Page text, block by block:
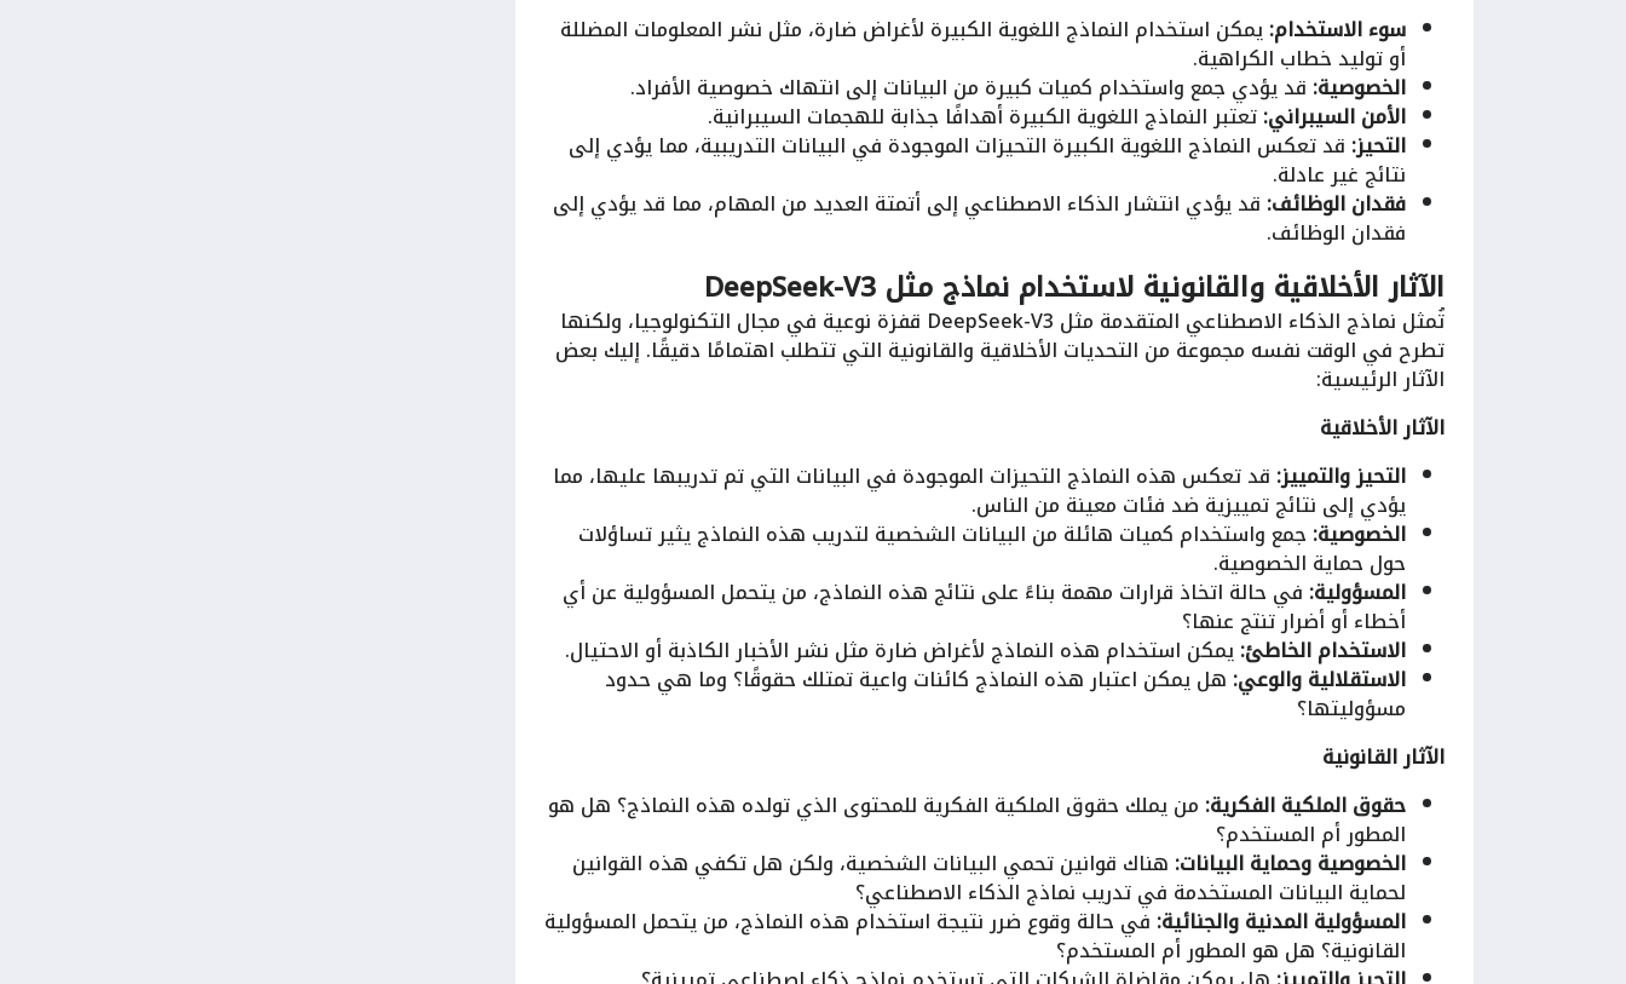
سوء الاستخدام:يمكن استخدام النماذج اللغوية الكبيرة لأغراض ضارة، مثل نشر المعلومات المضللة
أو توليد خطاب الكراهية.
الخصوصية: قد يؤدي جمع واستخدام كميات كبيرة من البيانات إلى انتهاك خصوصية الأفراد.
الأمن السيبراني:تعتبر النماذج اللغوية الكبيرة أهدافًا جذابة للهجمات السيبرانية.
التحيز: قد تعكس النماذج اللغوية الكبيرة التحيزات الموجودة في البيانات التدريبية، مما يؤدي إلى
نتائج غير عادلة.
فقدان الوظائف: قد يؤدي انتشار الذكاء الاصطناعي إلى أتمتة العديد من المهام، مما قد يؤدي إلى
فقدان الوظائف.
الآثار الأخلاقية والقانونية لاستخدام نماذج مثل DeepSeek-V3
تُمثل نماذج الذكاء الاصطناعي المتقدمة مثل DeepSeek-V3 قفزة نوعية في مجال التكنولوجيا، ولكنها
تطرح في الوقت نفسه مجموعة من التحديات الأخلاقية والقانونية التي تتطلب اهتمامًا دقيقًا. إليك بعض
الآثار الرئيسية:
الآثار الأخلاقية
التحيز والتمييز: قد تعكس هذه النماذج التحيزات الموجودة في البيانات التي تم تدريبها عليها، مما
يؤدي إلى نتائج تمييزية ضد فئات معينة من الناس.
الخصوصية: جمع واستخدام كميات هائلة من البيانات الشخصية لتدريب هذه النماذج يثير تساؤلات
حول حماية الخصوصية.
المسؤولية: في حالة اتخاذ قرارات مهمة بناءً على نتائج هذه النماذج، من يتحمل المسؤولية عن أي
أخطاء أو أضرار تنتج عنها؟
الاستخدام الخاطئ:يمكن استخدام هذه النماذج لأغراض ضارة مثل نشر الأخبار الكاذبة أو الاحتيال.
الاستقلالية والوعي: هل يمكن اعتبار هذه النماذج كائنات واعية تمتلك حقوقًا؟ وما هي حدود
مسؤوليتها؟
الآثار القانونية
حقوق الملكية الفكرية: من يملك حقوق الملكية الفكرية للمحتوى الذي تولده هذه النماذج؟ هل هو
المطور أم المستخدم؟
الخصوصية وحماية البيانات: هناك قوانين تحمي البيانات الشخصية، ولكن هل تكفي هذه القوانين
لحماية البيانات المستخدمة في تدريب نماذج الذكاء الاصطناعي؟
المسؤولية المدنية والجنائية: في حالة وقوع ضرر نتيجة استخدام هذه النماذج، من يتحمل المسؤولية
القانونية؟ هل هو المطور أم المستخدم؟